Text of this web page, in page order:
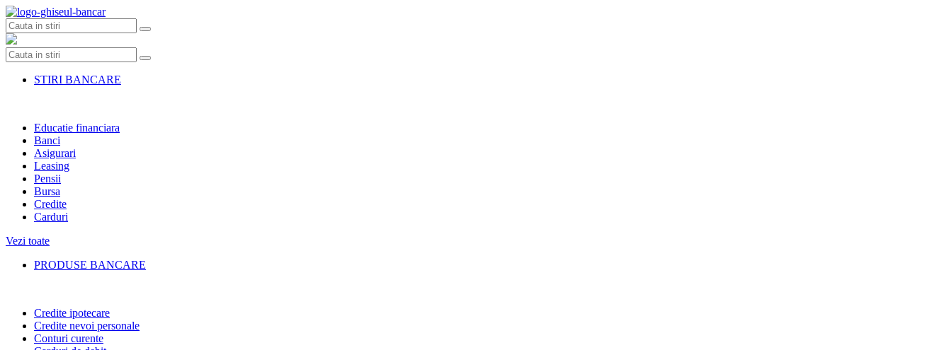
Skip
to
content
STIRI BANCARE
Educatie financiara
Banci
Asigurari
Leasing
Pensii
Bursa
Credite
Carduri
Vezi toate
PRODUSE BANCARE
Credite ipotecare
Credite nevoi personale
Conturi curente